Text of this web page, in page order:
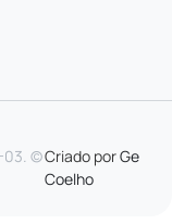
03. ©Criado porGe
Coelho